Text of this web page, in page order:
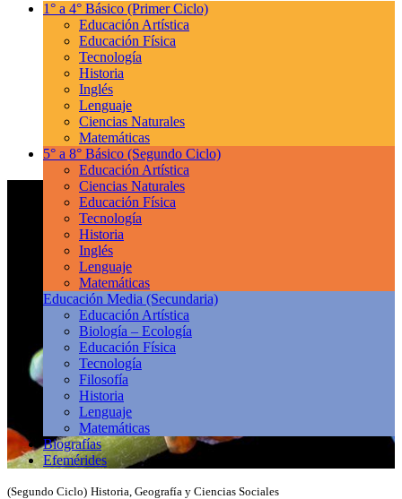
1° a 4° Básico (Primer Ciclo)
Educación Artística
Educación Física
Tecnología
Historia
Inglés
Lenguaje
Ciencias Naturales
Matemáticas
5° a 8° Básico (Segundo Ciclo)
Educación Artística
Ciencias Naturales
Educación Física
Tecnología
Historia
Inglés
Lenguaje
Matemáticas
Educación Media (Secundaria)
Educación Artística
Biología – Ecología
Educación Física
Tecnología
Filosofía
Historia
Lenguaje
Matemáticas
Biografías
Efemérides
(Segundo Ciclo) Historia, Geografía y Ciencias Sociales